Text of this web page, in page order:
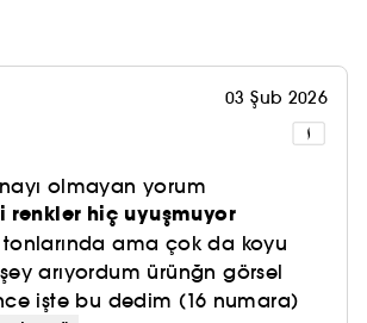
03 Şub 2026
olmayan yorum
renkler hiç uyuşmuyor
ama çok da koyu
arıyordum ürünğn görsel
işte bu dedim (16 numara)